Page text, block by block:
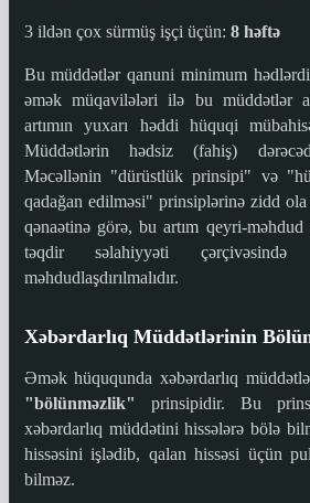
3 ildən çox sürmüş işçi üçün: 8 həftə
Bu müddətlər qanuni minimum
əmək müqavilələri ilə bu müddətlər
artımın yuxarı həddi hüquqi
Müddətlərin hədsiz (fahiş)
Məcəllənin "dürüstlük prinsipi" və
qadağan edilməsi" prinsiplərinə zidd
qənaətinə görə, bu artım qeyri-
təqdir səlahiyyəti çərçivəsində
məhdudlaşdırılmalıdır.
Xəbərdarlıq Müddətlərinin
Əmək hüququnda xəbərdarlıq
"bölünməzlik"
prinsipidir. Bu
xəbərdarlıq müddətini hissələrə bölə
hissəsini işlədib, qalan hissəsi üçün
bilməz.